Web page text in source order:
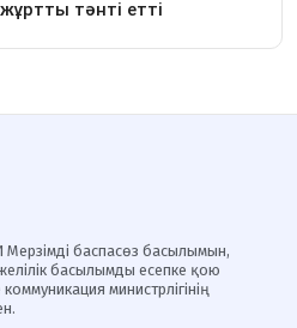
баспасөз басылымын,
басылымды есепке қою
министрлігінің